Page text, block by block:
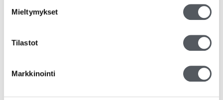
Mieltymykset
Tilastot
Markkinointi
Kiilto Superquick Spurt Yleispuhdistusaine 750ml